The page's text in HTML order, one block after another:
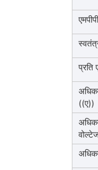
प्रति
((ए))